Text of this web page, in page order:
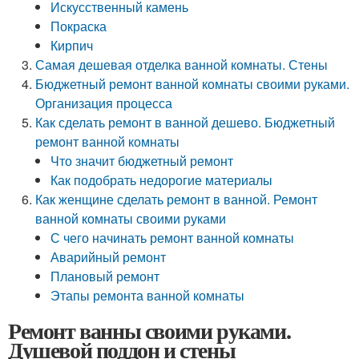
Искусственный камень
Покраска
Кирпич
Самая дешевая отделка ванной комнаты. Стены
Бюджетный ремонт ванной комнаты своими руками.
Организация процесса
Как сделать ремонт в ванной дешево. Бюджетный
ремонт ванной комнаты
Что значит бюджетный ремонт
Как подобрать недорогие материалы
Как женщине сделать ремонт в ванной. Ремонт
ванной комнаты своими руками
С чего начинать ремонт ванной комнаты
Аварийный ремонт
Плановый ремонт
Этапы ремонта ванной комнаты
Ремонт ванны своими руками.
Душевой поддон и стены